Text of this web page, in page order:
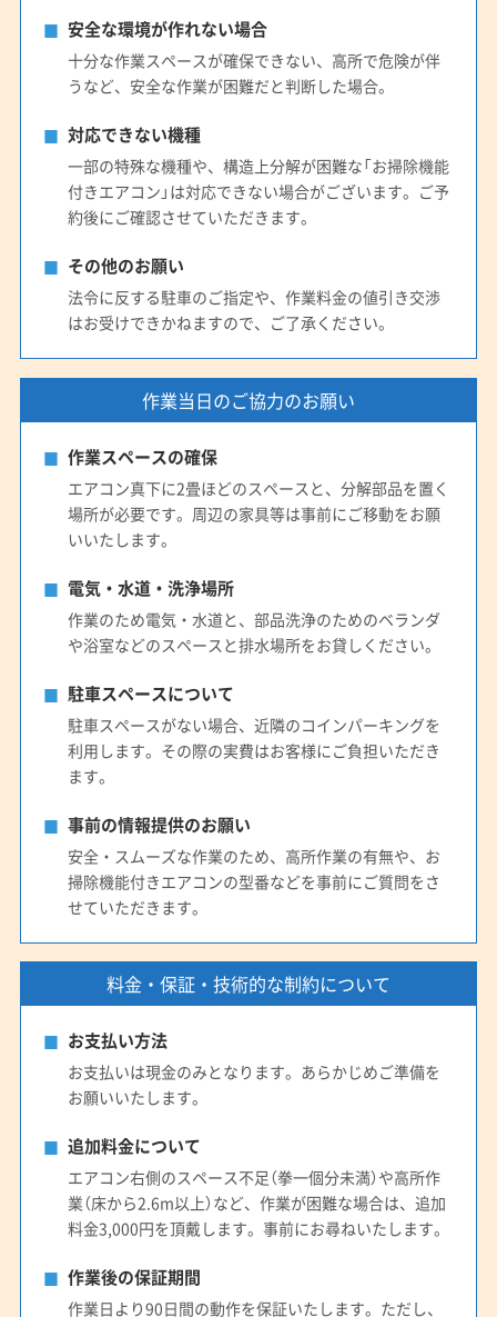
安全な環境が作れない場合
十分な作業スペースが確保できない、高所で危険が伴
うなど、安全な作業が困難だと判断した場合。
対応できない機種
一部の特殊な機種や、構造上分解が困難な「お掃除機能
付きエアコン」は対応できない場合がございます。ご予
約後にご確認させていただきます。
その他のお願い
法令に反する駐車のご指定や、作業料金の値引き交渉
はお受けできかねますので、ご了承ください。
作業当日のご協力のお願い
作業スペースの確保
エアコン真下に2畳ほどのスペースと、分解部品を置く
場所が必要です。周辺の家具等は事前にご移動をお願
いいたします。
電気・水道・洗浄場所
作業のため電気・水道と、部品洗浄のためのベランダ
や浴室などのスペースと排水場所をお貸しください。
駐車スペースについて
駐車スペースがない場合、近隣のコインパーキングを
利用します。その際の実費はお客様にご負担いただき
ます。
事前の情報提供のお願い
安全・スムーズな作業のため、高所作業の有無や、お
掃除機能付きエアコンの型番などを事前にご質問をさ
せていただきます。
料金・保証・技術的な制約について
お支払い方法
お支払いは現金のみとなります。あらかじめご準備を
お願いいたします。
追加料金について
エアコン右側のスペース不足（拳一個分未満）や高所作
業（床から2.6m以上）など、作業が困難な場合は、追加
料金3,000円を頂戴します。事前にお尋ねいたします。
作業後の保証期間
作業日より90日間の動作を保証いたします。ただし、